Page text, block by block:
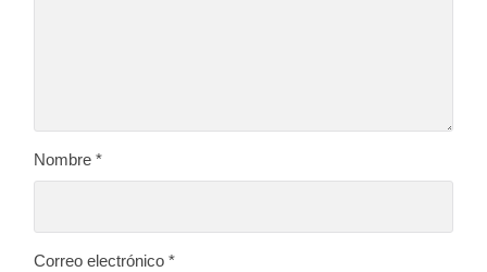
Nombre*
Correo electrónico*